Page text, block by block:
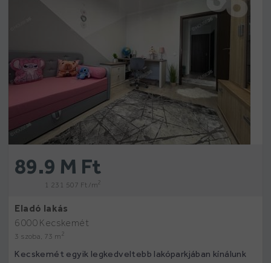
89.9 M Ft
1 231 507 Ft /m2
Eladó lakás
6000 Kecskemét
3 szoba, 73 m 2
Kecskemét egyik legkedveltebb lakóparkjában kínálunk